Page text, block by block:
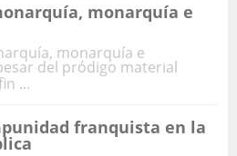
monarquía e
monarquía e
del pródigo material
...
franquista en la